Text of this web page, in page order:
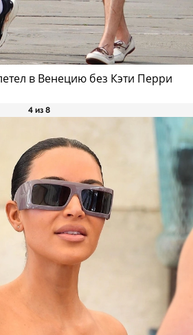
в Венецию без Кэти Перри
4 из 8